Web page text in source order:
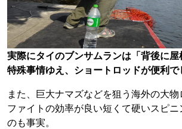
実際にタイのブンサムランは「背後に屋
特殊事情ゆえ、ショートロッドが便利で
また、巨大ナマズなどを狙う海外の大物
ファイトの効率が良い短くて硬いスピ
のも事実。